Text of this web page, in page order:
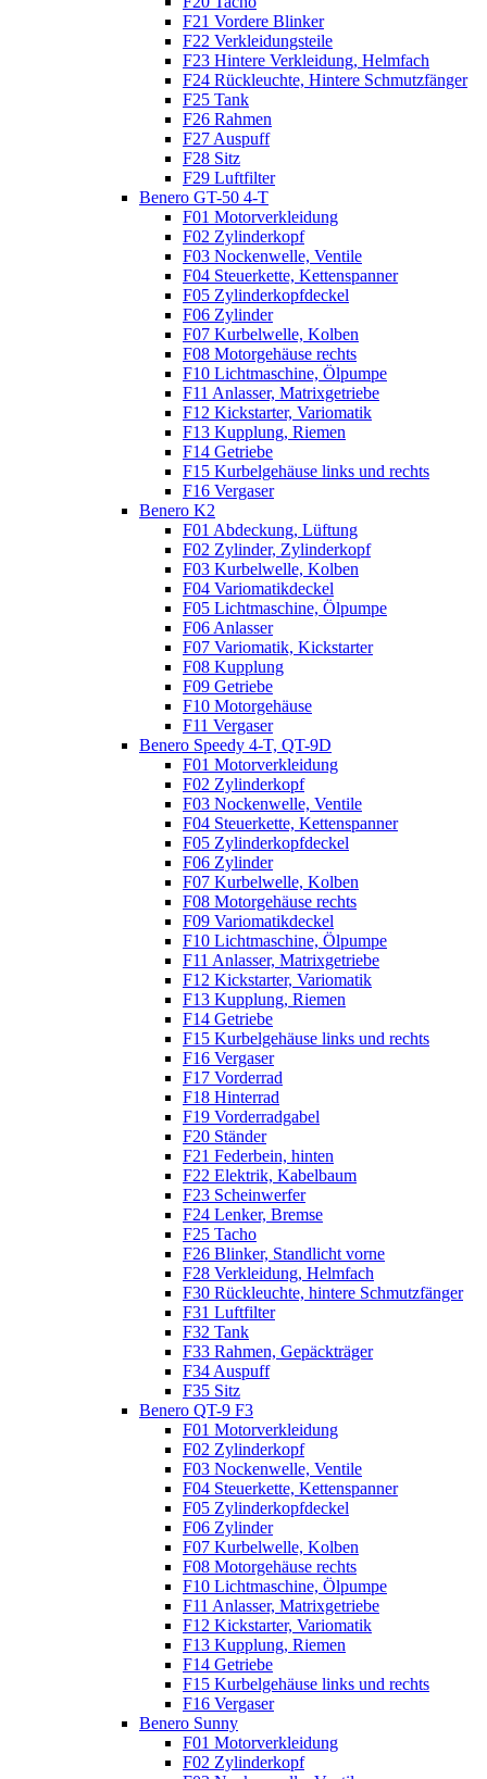
F21 Vordere Blinker
F22 Verkleidungsteile
F23 Hintere Verkleidung, Helmfach
F24 Rückleuchte, Hintere Schmutzfänger
F25 Tank
F26 Rahmen
F27 Auspuff
F28 Sitz
F29 Luftfilter
Benero GT-50 4-T
F01 Motorverkleidung
F02 Zylinderkopf
F03 Nockenwelle, Ventile
F04 Steuerkette, Kettenspanner
F05 Zylinderkopfdeckel
F06 Zylinder
F07 Kurbelwelle, Kolben
F08 Motorgehäuse rechts
F10 Lichtmaschine, Ölpumpe
F11 Anlasser, Matrixgetriebe
F12 Kickstarter, Variomatik
F13 Kupplung, Riemen
F14 Getriebe
F15 Kurbelgehäuse links und rechts
F16 Vergaser
Benero K2
F01 Abdeckung, Lüftung
F02 Zylinder, Zylinderkopf
F03 Kurbelwelle, Kolben
F04 Variomatikdeckel
F05 Lichtmaschine, Ölpumpe
F06 Anlasser
F07 Variomatik, Kickstarter
F08 Kupplung
F09 Getriebe
F10 Motorgehäuse
F11 Vergaser
Benero Speedy 4-T, QT-9D
F01 Motorverkleidung
F02 Zylinderkopf
F03 Nockenwelle, Ventile
F04 Steuerkette, Kettenspanner
F05 Zylinderkopfdeckel
F06 Zylinder
F07 Kurbelwelle, Kolben
F08 Motorgehäuse rechts
F09 Variomatikdeckel
F10 Lichtmaschine, Ölpumpe
F11 Anlasser, Matrixgetriebe
F12 Kickstarter, Variomatik
F13 Kupplung, Riemen
F14 Getriebe
F15 Kurbelgehäuse links und rechts
F16 Vergaser
F17 Vorderrad
F18 Hinterrad
F19 Vorderradgabel
F20 Ständer
F21 Federbein, hinten
F22 Elektrik, Kabelbaum
F23 Scheinwerfer
F24 Lenker, Bremse
F25 Tacho
F26 Blinker, Standlicht vorne
F28 Verkleidung, Helmfach
F30 Rückleuchte, hintere Schmutzfänger
F31 Luftfilter
F32 Tank
F33 Rahmen, Gepäckträger
F34 Auspuff
F35 Sitz
Benero QT-9 F3
F01 Motorverkleidung
F02 Zylinderkopf
F03 Nockenwelle, Ventile
F04 Steuerkette, Kettenspanner
F05 Zylinderkopfdeckel
F06 Zylinder
F07 Kurbelwelle, Kolben
F08 Motorgehäuse rechts
F10 Lichtmaschine, Ölpumpe
F11 Anlasser, Matrixgetriebe
F12 Kickstarter, Variomatik
F13 Kupplung, Riemen
F14 Getriebe
F15 Kurbelgehäuse links und rechts
F16 Vergaser
Benero Sunny
F01 Motorverkleidung
F02 Zylinderkopf